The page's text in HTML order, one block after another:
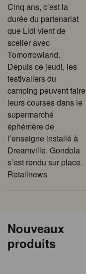
Cinq ans, c’est la
durée du partenariat
que Lidl vient de
sceller avec
Tomorrowland.
Depuis ce jeudi, les
festivaliers du
camping peuvent faire
leurs courses dans le
supermarché
éphémère de
l’enseigne installé à
Dreamville. Gondola
s’est rendu sur place.
Retailnews
Nouveaux
produits